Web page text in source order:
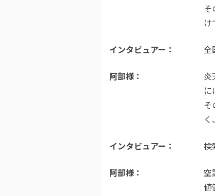
そ
け
インタビュアー 全
阿部様
炎
に
そ
インタビュアー 検
阿部様
空
値